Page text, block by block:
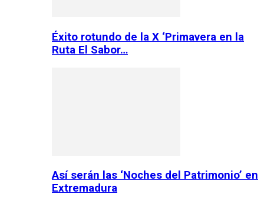
Éxito rotundo de la X ‘Primavera en la
Ruta El Sabor…
Así serán las ‘Noches del Patrimonio’ en
Extremadura